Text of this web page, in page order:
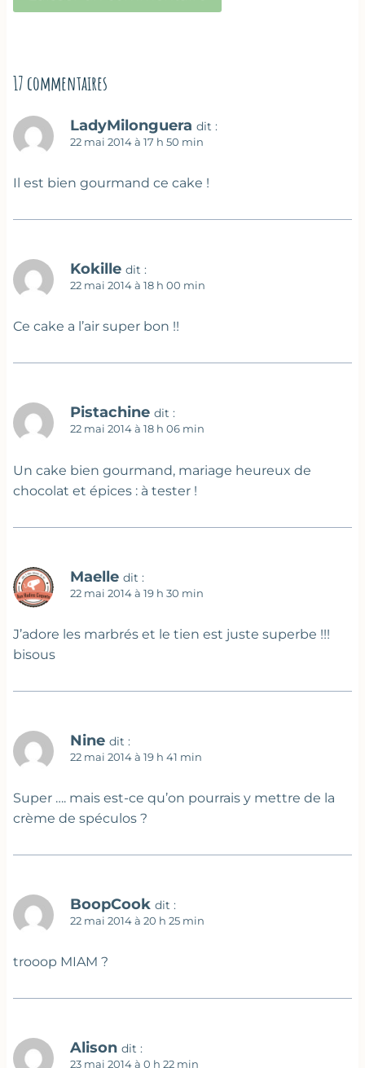
17 commentaires
LadyMilonguera dit :
22 mai 2014 à 17 h 50 min
Il est bien gourmand ce cake !
Kokille dit :
22 mai 2014 à 18 h 00 min
Ce cake a l’air super bon !!
Pistachine dit :
22 mai 2014 à 18 h 06 min
Un cake bien gourmand, mariage heureux de
chocolat et épices : à tester !
Maelle dit :
22 mai 2014 à 19 h 30 min
J’adore les marbrés et le tien est juste superbe !!!
bisous
Nine dit :
22 mai 2014 à 19 h 41 min
Super …. mais est-ce qu’on pourrais y mettre de la
crème de spéculos ?
BoopCook dit :
22 mai 2014 à 20 h 25 min
trooop MIAM ?
Alison dit :
23 mai 2014 à 0 h 22 min